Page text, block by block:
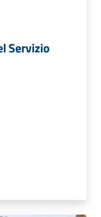
Servizio